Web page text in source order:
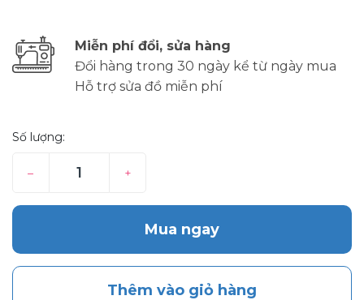
Miễn phí đổi, sửa hàng
Đổi hàng trong 30 ngày kể từ ngày mua
Hỗ trợ sửa đồ miễn phí
Số lượng:
– +
Mua ngay
Thêm vào giỏ hàng